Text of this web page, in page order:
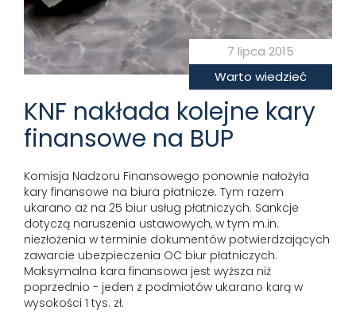
7 lipca 2015
Warto wiedzieć
KNF nakłada kolejne kary
finansowe na BUP
Komisja Nadzoru Finansowego ponownie nałożyła
kary finansowe na biura płatnicze. Tym razem
ukarano aż na 25 biur usług płatniczych. Sankcje
dotyczą naruszenia ustawowych, w tym m.in.
niezłożenia w terminie dokumentów potwierdzających
zawarcie ubezpieczenia OC biur płatniczych.
Maksymalna kara finansowa jest wyższa niż
poprzednio - jeden z podmiotów ukarano karą w
wysokości 1 tys. zł.